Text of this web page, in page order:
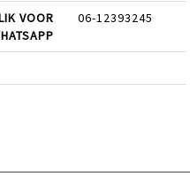
VOOR
06-12393245